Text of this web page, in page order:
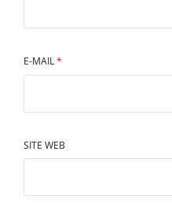
E-MAIL*
SITE WEB